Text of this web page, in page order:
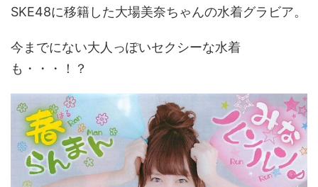
SKE48に移籍した大場美奈ちゃんの水着グラビア。
今までにない大人っぽいセクシーな水着
も・・・！？